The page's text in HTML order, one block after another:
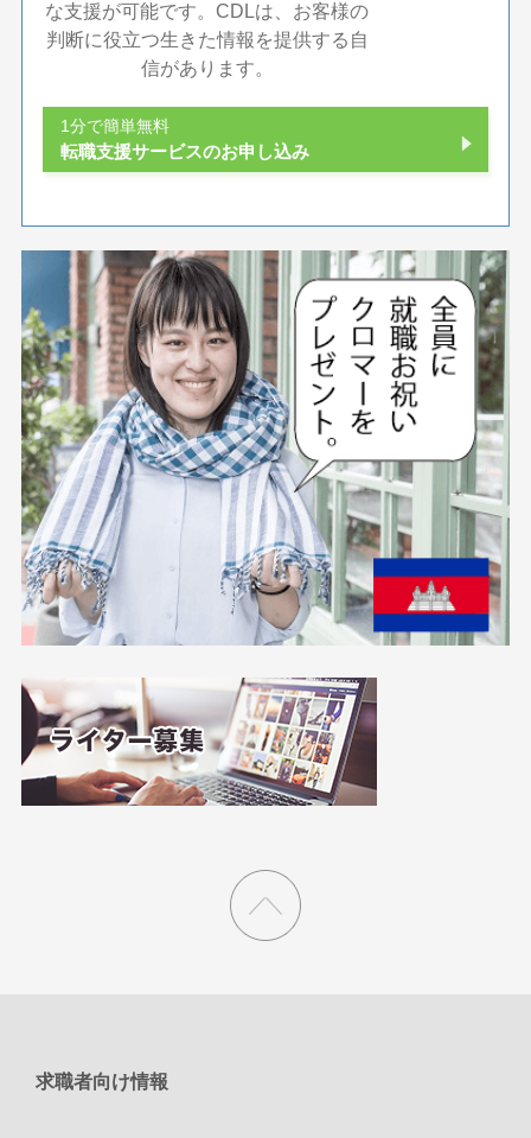
な支援が可能です。CDLは、お客様の
判断に役立つ生きた情報を提供する自
信があります。
1分で簡単無料
転職支援サービスのお申し込み
求職者向け情報